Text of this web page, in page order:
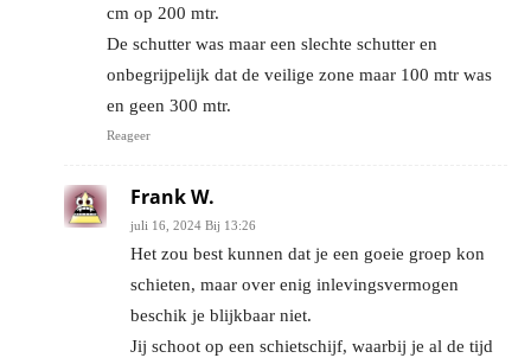
cm op 200 mtr.
De schutter was maar een slechte schutter en
onbegrijpelijk dat de veilige zone maar 100 mtr was
en geen 300 mtr.
Reageer
Frank W.
juli 16, 2024 Bij 13:26
Het zou best kunnen dat je een goeie groep kon
schieten, maar over enig inlevingsvermogen
beschik je blijkbaar niet.
Jij schoot op een schietschijf, waarbij je al de tijd